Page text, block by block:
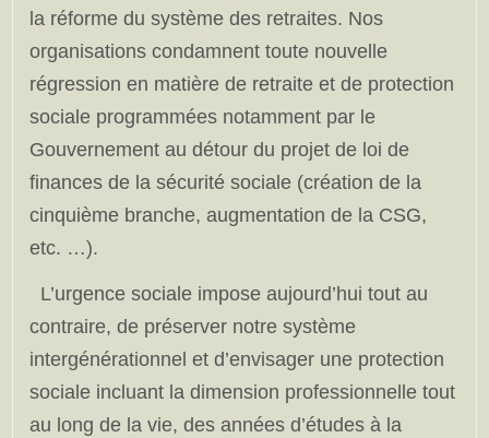
la réforme du système des retraites. Nos
organisations condamnent toute nouvelle
régression en matière de retraite et de protection
sociale programmées notamment par le
Gouvernement au détour du projet de loi de
finances de la sécurité sociale (création de la
cinquième branche, augmentation de la CSG,
etc. …).
L’urgence sociale impose aujourd’hui tout au
contraire, de préserver notre système
intergénérationnel et d’envisager une protection
sociale incluant la dimension professionnelle tout
au long de la vie, des années d’études à la